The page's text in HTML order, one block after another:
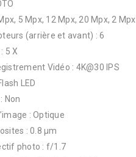
5 Mpx, 12 Mpx, 20 Mpx, 2 Mpx
(arrière et avant) : 6
5 X
Vidéo : 4K@30 IPS
LED
Non
: Optique
: 0.8 µm
photo : f/1.7